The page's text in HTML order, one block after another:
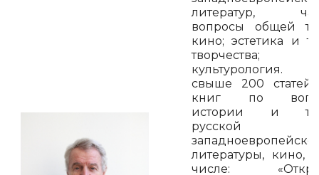
литератур,
вопросы общей
кино; эстетика и
творчества;
культурология.
свыше 200
книг по
истории и
литературы, кино,
числе: